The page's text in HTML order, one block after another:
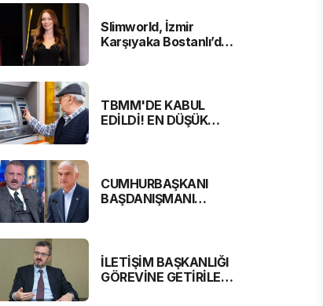
Slimworld, İzmir
Karşıyaka Bostanlı’da
TBMM'DE KABUL
EDİLDİ! EN DÜŞÜK
CUMHURBAŞKANI
BAŞDANIŞMANI
İLETİŞİM BAŞKANLIĞI
GÖREVİNE GETİRİLEN